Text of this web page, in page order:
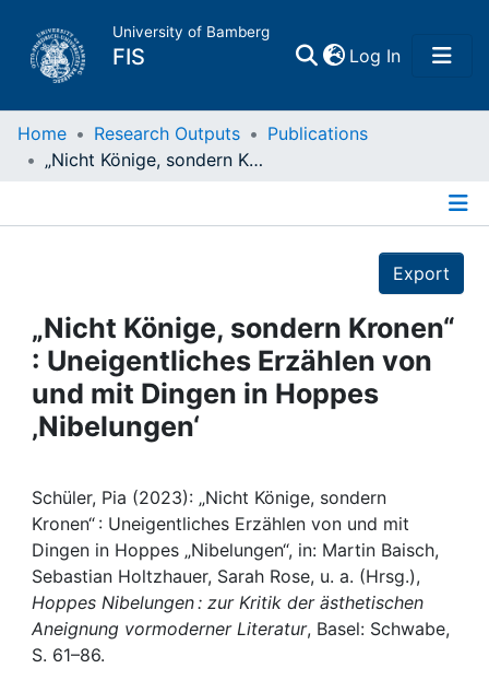
University of Bamberg
FIS Log In(current)
Home
Projects
People
Institutions
Awards
My FIS
Help
Home Research Outputs
Publications
„Nicht Könige, sondern Kronen“ : Uneigentliches Erzählen von und mit Dingen in Hoppes ‚Nibelungen‘
Export
„Nicht Könige, sondern Kronen“
: Uneigentliches Erzählen von
und mit Dingen in Hoppes
‚Nibelungen‘
Schüler, Pia (2023): „Nicht Könige, sondern
Kronen“ : Uneigentliches Erzählen von und mit
Dingen in Hoppes „Nibelungen“, in: Martin Baisch,
Sebastian Holtzhauer, Sarah Rose, u. a. (Hrsg.),
Hoppes Nibelungen : zur Kritik der ästhetischen
Aneignung vormoderner Literatur, Basel: Schwabe,
S. 61–86.